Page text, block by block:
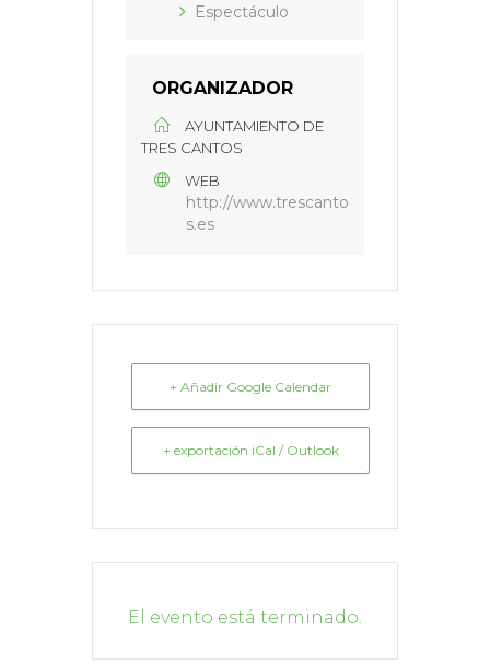
Espectáculo
ORGANIZADOR
AYUNTAMIENTO DE
TRES CANTOS
WEB
http://www.trescanto
s.es
+ Añadir Google Calendar
+ exportación iCal / Outlook
El evento está terminado.